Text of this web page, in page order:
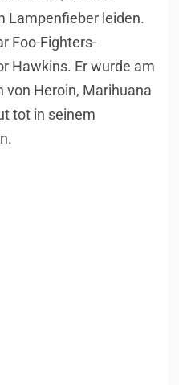
Lampenfieber leiden.
Foo-Fighters-
Hawkins. Er wurde am
von Heroin, Marihuana
tot in seinem